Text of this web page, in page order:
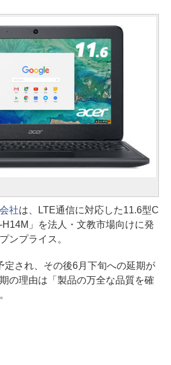
社は、LTE通信に対応した11.6型C
」を法人・文教市場向けに発
ンプライス。
され、その後6月下旬への延期が
の理由は「製品の万全な品質を確